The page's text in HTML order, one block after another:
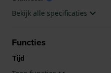
Bekijk alle specificaties
Functies
Tijd